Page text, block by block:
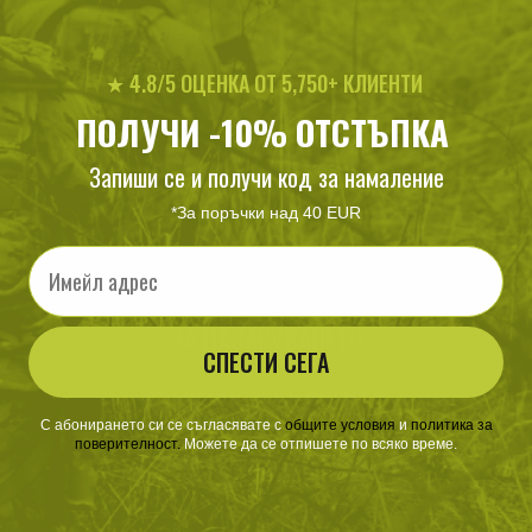
Минималаната дължина на заявката за търсене 100
ЗА ПАЗАРУВАНЕТО
ПОЛЕЗНО ЗА КЛИЕНТА
АБОНАМЕНТ ЗА БЮЛЕТИН
✓ нови продукти
★ 4.8/5 ОЦЕНКА ОТ 5,750+ КЛИЕНТИ
ПОЛУЧИ -10% ОТСТЪПКА
Запиши се и получи код за намаление
*За поръчки над 40 EUR
Email
СПЕСТИ СЕГА
С абонирането си се съгласявате с​общите условия и политика за
поверителност.Можете да се отпишете по всяко време.